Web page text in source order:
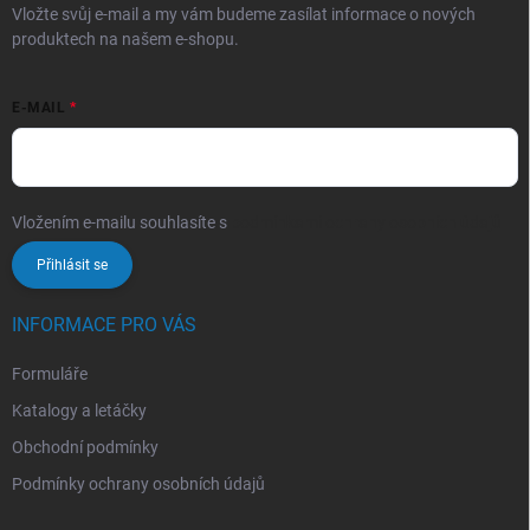
Vložte svůj e-mail a my vám budeme zasílat informace o nových
produktech na našem e-shopu.
E-MAIL
Vložením e-mailu souhlasíte s
Přihlásit se
INFORMACE PRO VÁS
Formuláře
Katalogy a letáčky
Obchodní podmínky
Podmínky ochrany osobních údajů